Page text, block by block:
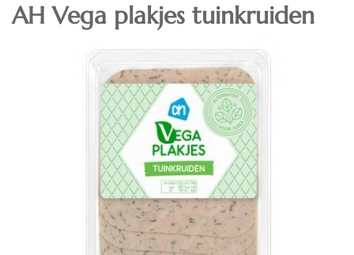
AH Vega plakjes tuinkruiden